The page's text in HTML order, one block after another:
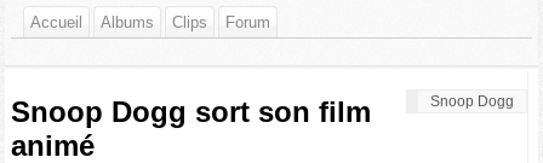
Accueil Albums Clips Forum
Snoop Dogg
Snoop Dogg sort son film
animé